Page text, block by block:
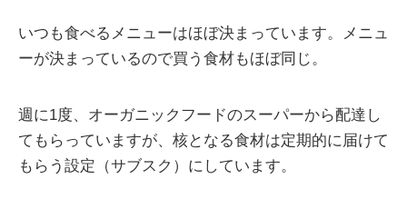
いつも食べるメニューはほぼ決まっています。メニュ
ーが決まっているので買う食材もほぼ同じ。
週に1度、オーガニックフードのスーパーから配達し
てもらっていますが、核となる食材は定期的に届けて
もらう設定（サブスク）にしています。